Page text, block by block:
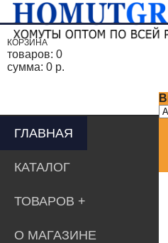
КОРЗИНА
товаров: 0
сумма: 0 р.
ГЛАВНАЯ
КАТАЛОГ
ТОВАРОВ
О МАГАЗИНЕ